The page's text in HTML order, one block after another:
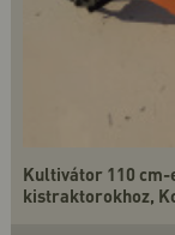
Kultivátor 110
kistraktorokhoz,